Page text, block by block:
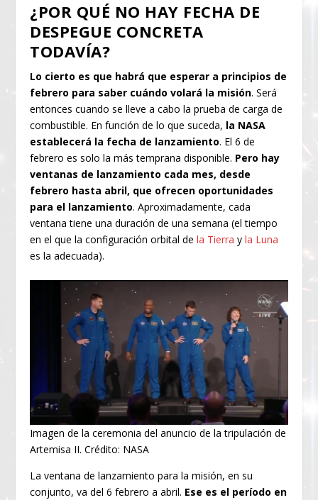
¿POR QUÉ NO HAY FECHA DE
DESPEGUE CONCRETA
TODAVÍA?
Lo cierto es que habrá que esperar a principios de
febrero para saber cuándo volará la misión. Será
entonces cuando se lleve a cabo la prueba de carga de
combustible. En función de lo que suceda, la NASA
establecerá la fecha de lanzamiento. El 6 de
febrero es solo la más temprana disponible. Pero hay
ventanas de lanzamiento cada mes, desde
febrero hasta abril, que ofrecen oportunidades
para el lanzamiento. Aproximadamente, cada
ventana tiene una duración de una semana (el tiempo
en el que la configuración orbital dela Tierra yla Luna
es la adecuada).
Imagen de la ceremonia del anuncio de la tripulación de
Artemisa II. Crédito: NASA
La ventana de lanzamiento para la misión, en su
conjunto, va del 6 febrero a abril. Ese es el período en